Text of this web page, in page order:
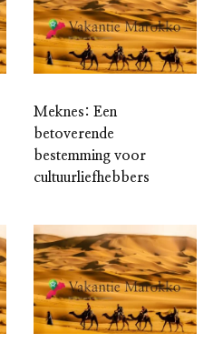
Meknes: Een
betoverende
bestemming voor
cultuurliefhebbers